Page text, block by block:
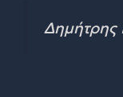
Δημήτρης